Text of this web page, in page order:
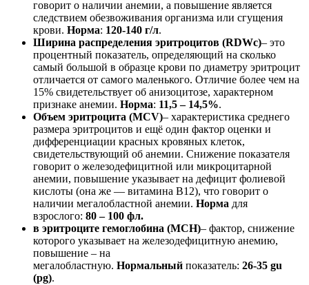
говорит о наличии анемии, а повышение является
следствием обезвоживания организма или сгущения
крови. Норма: 120-140 г/л.
Ширина распределения эритроцитов (RDWc)– это
процентный показатель, определяющий на сколько
самый большой в образце крови по диаметру эритроцит
отличается от самого маленького. Отличие более чем на
15% свидетельствует об анизоцитозе, характерном
признаке анемии. Норма: 11,5 – 14,5%.
Объем эритроцита (MCV)– характеристика среднего
размера эритроцитов и ещё один фактор оценки и
дифференциации красных кровяных клеток,
свидетельствующий об анемии. Снижение показателя
говорит о железодефицитной или микроцитарной
анемии, повышение указывает на дефицит фолиевой
кислоты (она же — витамина В12), что говорит о
наличии мегалобластной анемии. Норма для
взрослого: 80 – 100 фл.
в эритроците гемоглобина (MCH)– фактор, снижение
которого указывает на железодефицитную анемию,
повышение – на
мегалобластную. Нормальный показатель: 26-35 gu
(pg).